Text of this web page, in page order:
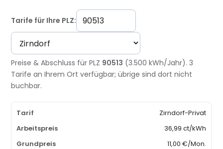
Tarife für Ihre PLZ:
Preise & Abschluss für PLZ 90513 (3.500 kWh/Jahr). 3
Tarife an Ihrem Ort verfügbar; übrige sind dort nicht
buchbar.
Zirndorf-Privat
36,99 ct/kWh
11,00 €/Mon.